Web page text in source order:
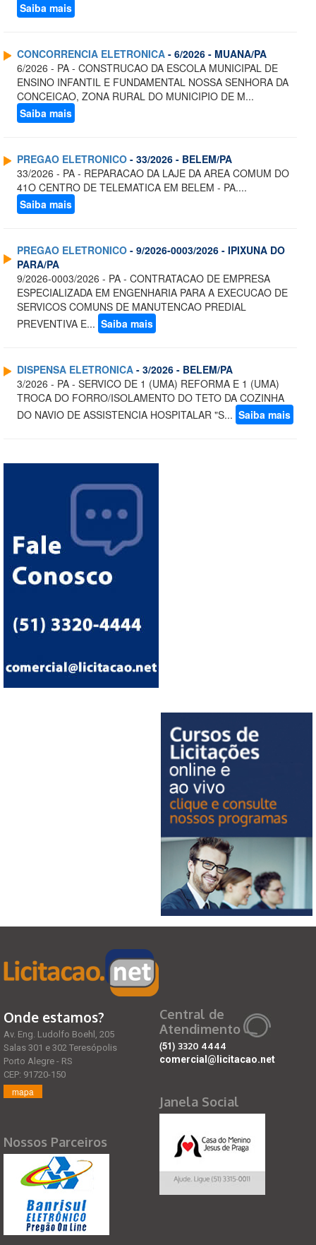
Saiba mais
CONCORRENCIA ELETRONICA - 6/2026 - MUANA/PA
6/2026 - PA - CONSTRUCAO DA ESCOLA MUNICIPAL DE
ENSINO INFANTIL E FUNDAMENTAL NOSSA SENHORA DA
CONCEICAO, ZONA RURAL DO MUNICIPIO DE M...
Saiba mais
PREGAO ELETRONICO - 33/2026 - BELEM/PA
33/2026 - PA - REPARACAO DA LAJE DA AREA COMUM DO
41O CENTRO DE TELEMATICA EM BELEM - PA....
Saiba mais
PREGAO ELETRONICO - 9/2026-0003/2026 - IPIXUNA DO
PARA/PA
9/2026-0003/2026 - PA - CONTRATACAO DE EMPRESA
ESPECIALIZADA EM ENGENHARIA PARA A EXECUCAO DE
SERVICOS COMUNS DE MANUTENCAO PREDIAL
PREVENTIVA E... Saiba mais
DISPENSA ELETRONICA - 3/2026 - BELEM/PA
3/2026 - PA - SERVICO DE 1 (UMA) REFORMA E 1 (UMA)
TROCA DO FORRO/ISOLAMENTO DO TETO DA COZINHA
DO NAVIO DE ASSISTENCIA HOSPITALAR "S... Saiba mais
Onde estamos?
Av. Eng. Ludolfo Boehl, 205
Salas 301 e 302 Teresópolis
Porto Alegre - RS
CEP: 91720-150
mapa
Nossos Parceiros
Central de
Atendimento
(51) 3320 4444
comercial@licitacao.net
Janela Social